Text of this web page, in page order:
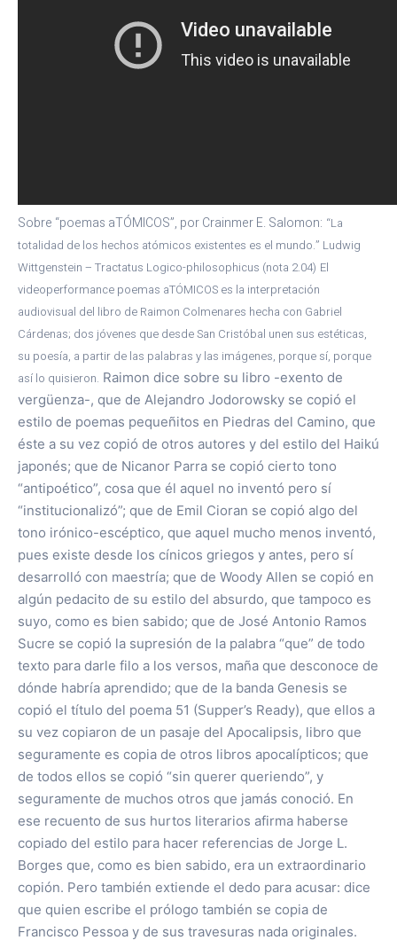
Sobre “poemas aTÓMICOS”, por Crainmer E. Salomon: “La
totalidad de los hechos atómicos existentes es el mundo.” Ludwig
Wittgenstein – Tractatus Logico-philosophicus (nota 2.04) El
videoperformance poemas aTÓMICOS es la interpretación
audiovisual del libro de Raimon Colmenares hecha con Gabriel
Cárdenas; dos jóvenes que desde San Cristóbal unen sus estéticas,
su poesía, a partir de las palabras y las imágenes, porque sí, porque
así lo quisieron. Raimon dice sobre su libro -exento de
vergüenza-, que de Alejandro Jodorowsky se copió el
estilo de poemas pequeñitos en Piedras del Camino, que
éste a su vez copió de otros autores y del estilo del Haikú
japonés; que de Nicanor Parra se copió cierto tono
“antipoético”, cosa que él aquel no inventó pero sí
“institucionalizó”; que de Emil Cioran se copió algo del
tono irónico-escéptico, que aquel mucho menos inventó,
pues existe desde los cínicos griegos y antes, pero sí
desarrolló con maestría; que de Woody Allen se copió en
algún pedacito de su estilo del absurdo, que tampoco es
suyo, como es bien sabido; que de José Antonio Ramos
Sucre se copió la supresión de la palabra “que” de todo
texto para darle filo a los versos, maña que desconoce de
dónde habría aprendido; que de la banda Genesis se
copió el título del poema 51 (Supper’s Ready), que ellos a
su vez copiaron de un pasaje del Apocalipsis, libro que
seguramente es copia de otros libros apocalípticos; que
de todos ellos se copió “sin querer queriendo”, y
seguramente de muchos otros que jamás conoció. En
ese recuento de sus hurtos literarios afirma haberse
copiado del estilo para hacer referencias de Jorge L.
Borges que, como es bien sabido, era un extraordinario
copión. Pero también extiende el dedo para acusar: dice
que quien escribe el prólogo también se copia de
Francisco Pessoa y de sus travesuras nada originales.